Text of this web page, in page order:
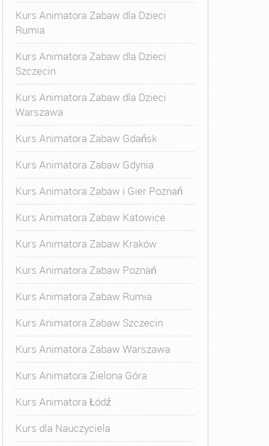
Kurs Animatora Zabaw dla Dzieci
Rumia
Kurs Animatora Zabaw dla Dzieci
Szczecin
Kurs Animatora Zabaw dla Dzieci
Warszawa
Kurs Animatora Zabaw Gdańsk
Kurs Animatora Zabaw Gdynia
Kurs Animatora Zabaw i Gier Poznań
Kurs Animatora Zabaw Katowice
Kurs Animatora Zabaw Kraków
Kurs Animatora Zabaw Poznań
Kurs Animatora Zabaw Rumia
Kurs Animatora Zabaw Szczecin
Kurs Animatora Zabaw Warszawa
Kurs Animatora Zielona Góra
Kurs Animatora Łódź
Kurs dla Nauczyciela